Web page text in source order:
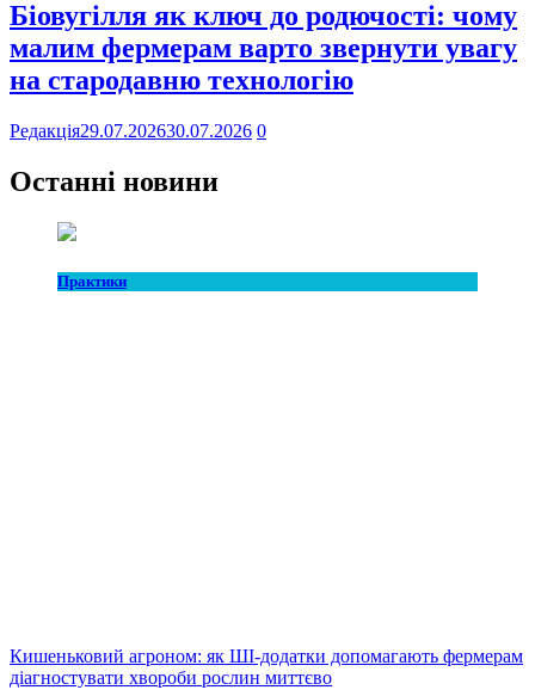
Біовугілля як ключ до родючості: чому
малим фермерам варто звернути увагу
на стародавню технологію
Редакція29.07.202630.07.2026 0
Останні новини
Практики
Кишеньковий агроном: як ШІ-додатки допомагають фермерам
діагностувати хвороби рослин миттєво